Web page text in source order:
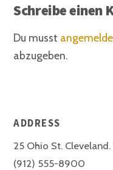
Schreibe einen
Du musst
abzugeben.
ADDRESS
25 Ohio St. Cleveland.
(912) 555-8900